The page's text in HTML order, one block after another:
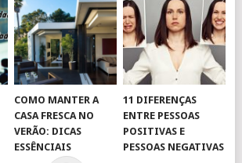
COMO MANTER A
CASA FRESCA NO
VERÃO: DICAS
ESSÊNCIAIS
11 DIFERENÇAS
ENTRE PESSOAS
POSITIVAS E
PESSOAS NEGATIVAS